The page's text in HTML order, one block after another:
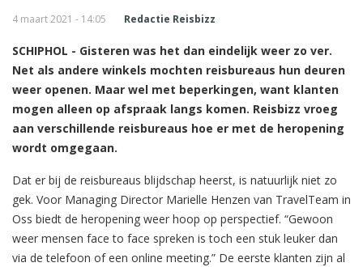
4 maart 2021 - 14:05 Redactie Reisbizz
SCHIPHOL - Gisteren was het dan eindelijk weer zo ver.
Net als andere winkels mochten reisbureaus hun deuren
weer openen. Maar wel met beperkingen, want klanten
mogen alleen op afspraak langs komen. Reisbizz vroeg
aan verschillende reisbureaus hoe er met de heropening
wordt omgegaan.
Dat er bij de reisbureaus blijdschap heerst, is natuurlijk niet zo
gek. Voor Managing Director Marielle Henzen van TravelTeam in
Oss biedt de heropening weer hoop op perspectief. “Gewoon
weer mensen face to face spreken is toch een stuk leuker dan
via de telefoon of een online meeting.” De eerste klanten zijn al